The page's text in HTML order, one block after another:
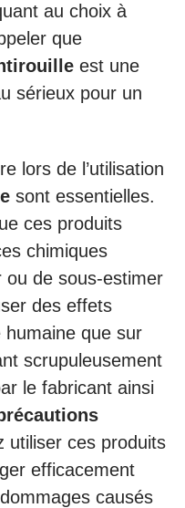
au choix à
que
est une
sérieux pour un
lors de l’utilisation
sont essentielles.
ces produits
chimiques
ou de sous-estimer
des effets
que sur
scrupuleusement
le fabricant ainsi
utiliser ces produits
efficacement
causés